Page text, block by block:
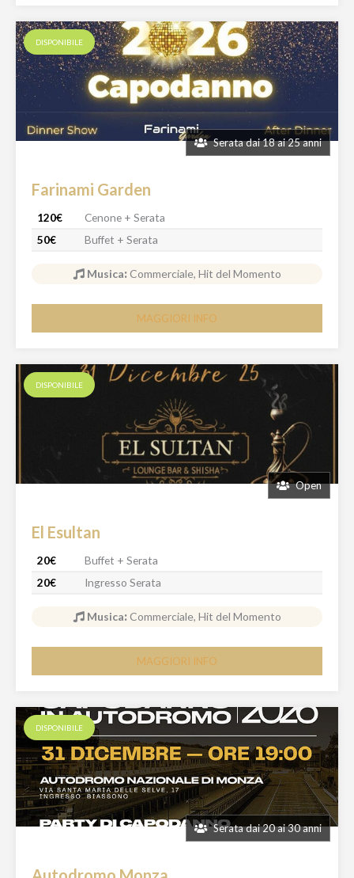
Serata dai 18 ai 25 anni
DISPONIBILE
Farinami Garden
120€
Cenone + Serata
50€
Buffet + Serata
Musica: Commerciale, Hit del Momento
MAGGIORI INFO
Open
DISPONIBILE
El Esultan
20€
Buffet + Serata
20€
Ingresso Serata
Musica: Commerciale, Hit del Momento
MAGGIORI INFO
Serata dai 20 ai 30 anni
DISPONIBILE